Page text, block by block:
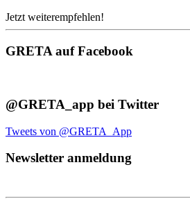
Jetzt weiterempfehlen!
GRETA auf Facebook
@GRETA_app bei Twitter
Tweets von @GRETA_App
Newsletter anmeldung